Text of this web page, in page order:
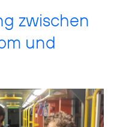
zwischen
und